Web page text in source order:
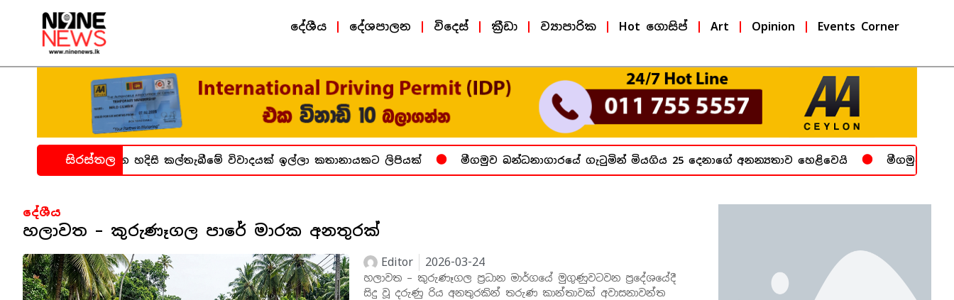
දේශීය දේශපාලන විදෙස් ක්‍රීඩා ව්‍යාපාරික Hot ගොසිප් Art Opinion Events Corner
සිරස්තල
සිද්ධිය ගැන හදිසි කල්තැබීමේ විවාදයක් ඉල්ලා කතානායකට ලිපියක් මීගමුව බන්ධනාගාරයේ ගැටුමින් මියගිය 25 දෙනාගේ අනන්‍යතාව හෙළිවෙයි මීගමුව
දේශීය
හලාවත – කුරුණෑගල පාරේ මාරක අනතුරක්
Editor 2026-03-24
හලාවත – කුරුණෑගල ප්‍රධාන මාර්ගයේ මුගුණුවටවන ප්‍රදේශයේදී
සිදු වූ දරුණු රිය අනතුරකින් තරුණ කාන්තාවක් අවාසනාවන්ත